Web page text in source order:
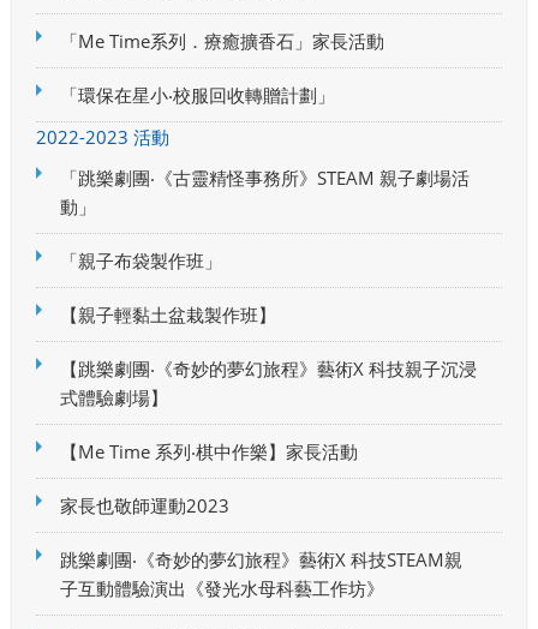
「Me Time系列．療癒擴香石」家長活動
「環保在星小‧校服回收轉贈計劃」
2022-2023 活動
「跳樂劇團‧《古靈精怪事務所》STEAM 親子劇場活
動」
「親子布袋製作班」
【親子輕黏土盆栽製作班】
【跳樂劇團‧《奇妙的夢幻旅程》藝術X 科技親子沉浸
式體驗劇場】
【Me Time 系列‧棋中作樂】家長活動
家長也敬師運動2023
跳樂劇團‧《奇妙的夢幻旅程》藝術X 科技STEAM親
子互動體驗演出《發光水母科藝工作坊》